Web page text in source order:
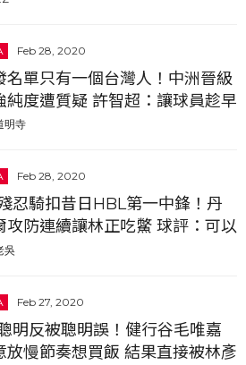
Feb 28, 2020
名單只有一個台灣人！中洲晉級
純度遭質疑 許智超：讓球員趁早
化
明寺
Feb 28, 2020
忍騎扣昔日HBL第一中鋒！丹
攻防連續讓林正吃鱉 球評：可以
的一名歸化球員
吳
Feb 27, 2020
明反被聰明誤！健行谷毛唯嘉
放慢節奏想買飯 結果直接被林彥